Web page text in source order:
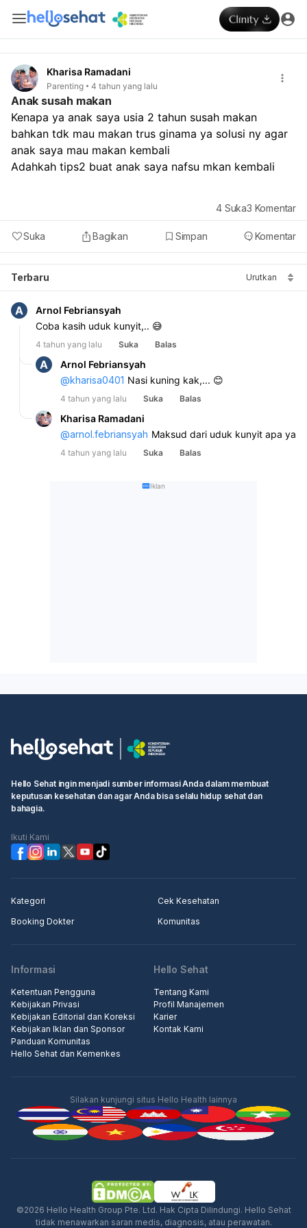
Kharisa Ramadani
Parenting 4 tahun yang lalu
Anak susah makan
Kenapa ya anak saya usia 2 tahun susah makan
bahkan tdk mau makan trus ginama ya solusi ny agar
anak saya mau makan kembali
Adahkah tips2 buat anak saya nafsu mkan kembali
Suka Bagikan Simpan Komentar
4 Suka3 Komentar
Terbaru Urutkan
A
Arnol Febriansyah
Coba kasih uduk kunyit,.. 😅
4 tahun yang lalu Suka Balas
A
Arnol Febriansyah
@kharisa0401 Nasi kuning kak,... 😊
4 tahun yang lalu Suka Balas
Kharisa Ramadani
@arnol.febriansyah Maksud dari uduk kunyit apa ya
4 tahun yang lalu Suka Balas
Iklan
Iklan
Hello Sehat ingin menjadi sumber informasi Anda dalam membuat
keputusan kesehatan dan agar Anda bisa selalu hidup sehat dan
bahagia.
Ikuti Kami
Kategori
Cek Kesehatan
Booking Dokter
Komunitas
Informasi
Ketentuan Pengguna
Kebijakan Privasi
Kebijakan Editorial dan Koreksi
Kebijakan Iklan dan Sponsor
Panduan Komunitas
Hello Sehat dan Kemenkes
Hello Sehat
Tentang Kami
Profil Manajemen
Karier
Kontak Kami
Silakan kunjungi situs Hello Health lainnya
©2026 Hello Health Group Pte. Ltd. Hak Cipta Dilindungi. Hello Sehat
tidak menawarkan saran medis, diagnosis, atau perawatan.